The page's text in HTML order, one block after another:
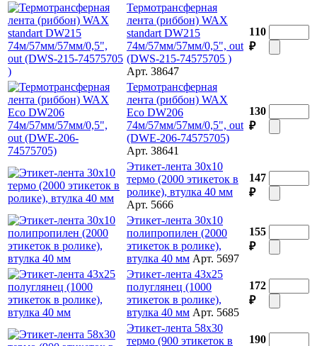
Термотрансферная
лента (риббон) WAX
standart DW215
74м/57мм/57мм/0,5", out
(DWS-215-74575705 )
Арт. 38647
110
₽
Термотрансферная
лента (риббон) WAX
Eco DW206
74м/57мм/57мм/0,5", out
(DWE-206-74575705)
Арт. 38641
130
₽
Этикет-лента 30х10
термо (2000 этикеток в
ролике), втулка 40 мм
Арт. 5666
147
₽
Этикет-лента 30х10
полипропилен (2000
этикеток в ролике),
втулка 40 мм Арт. 5697
155
₽
Этикет-лента 43х25
полуглянец (1000
этикеток в ролике),
втулка 40 мм Арт. 5685
172
₽
Этикет-лента 58х30
термо (900 этикеток в
190